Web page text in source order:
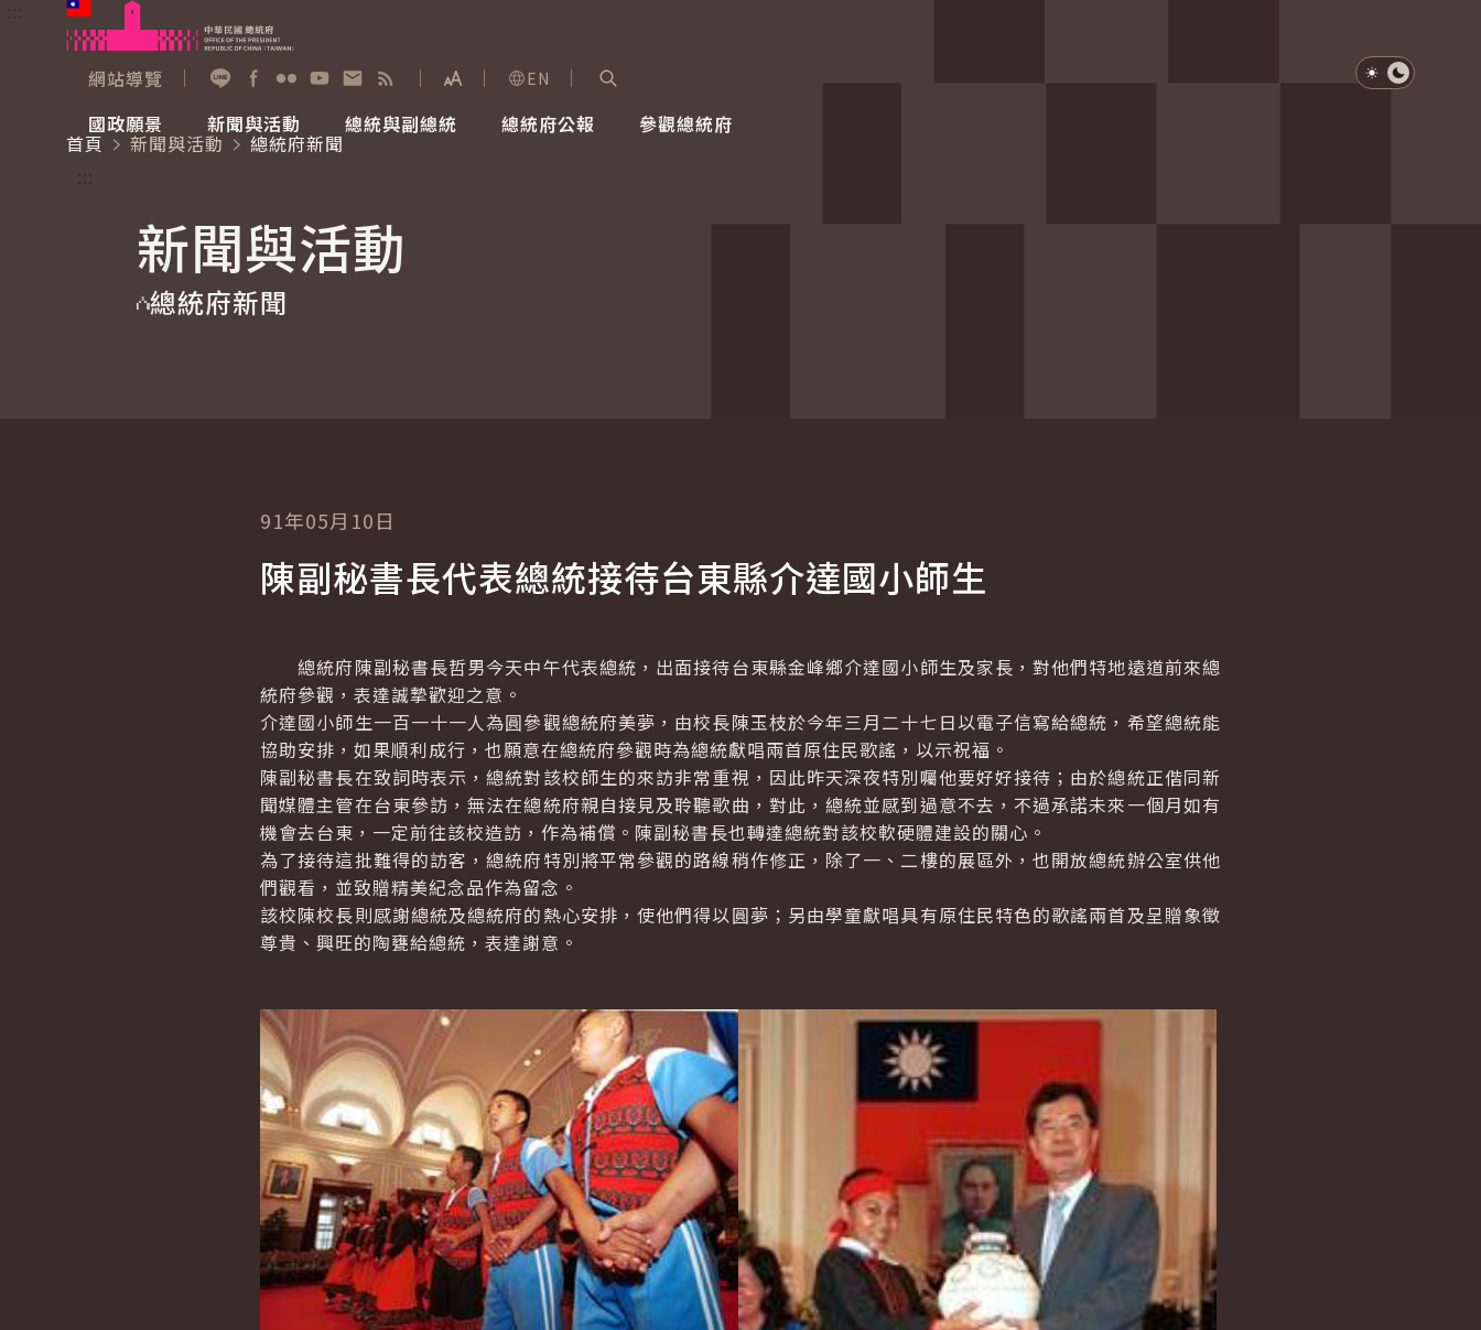
跳到主要內容
網站導覽
展開字級選單
EN
國政願景
國家氣候變遷對策委員會
重要談話
新聞與活動
總統府新聞
影音頻道
總統與副總統
賴清德總統
總統府公報 參觀總統府
參觀資訊
淺色模式
深色模式
首頁
新聞與活動
總統府新聞
新聞與活動
總統府新聞
91年05月10日
陳副秘書長代表總統接待台東縣介達國小師生
總統府陳副秘書長哲男今天中午代表總統，出面接待台東縣金峰鄉介達國小師生及家長，對他們特地遠道前來總
統府參觀，表達誠摯歡迎之意。
介達國小師生一百一十一人為圓參觀總統府美夢，由校長陳玉枝於今年三月二十七日以電子信寫給總統，希望總統能
協助安排，如果順利成行，也願意在總統府參觀時為總統獻唱兩首原住民歌謠，以示祝福。
陳副秘書長在致詞時表示，總統對該校師生的來訪非常重視，因此昨天深夜特別囑他要好好接待；由於總統正偕同新
聞媒體主管在台東參訪，無法在總統府親自接見及聆聽歌曲，對此，總統並感到過意不去，不過承諾未來一個月如有
機會去台東，一定前往該校造訪，作為補償。陳副秘書長也轉達總統對該校軟硬體建設的關心。
為了接待這批難得的訪客，總統府特別將平常參觀的路線稍作修正，除了一、二樓的展區外，也開放總統辦公室供他
們觀看，並致贈精美紀念品作為留念。
該校陳校長則感謝總統及總統府的熱心安排，使他們得以圓夢；另由學童獻唱具有原住民特色的歌謠兩首及呈贈象徵
尊貴、興旺的陶甕給總統，表達謝意。